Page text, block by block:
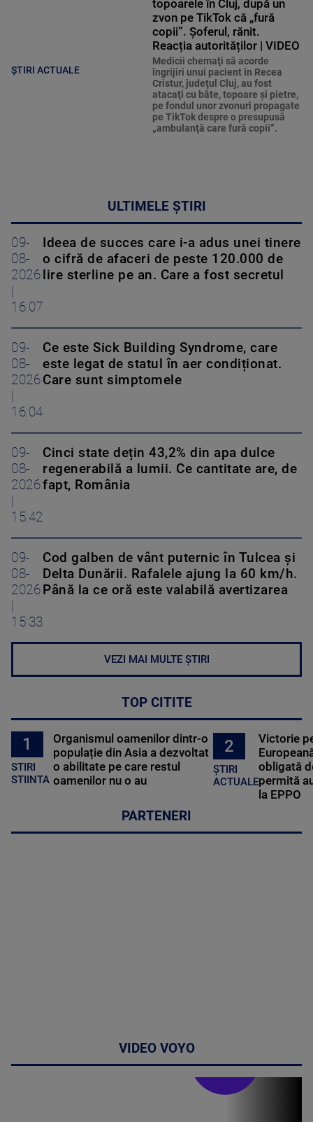
ȘTIRI ACTUALE
topoarele în Cluj, după un
zvon pe TikTok că „fură
copii”. Șoferul, rănit.
Reacția autorităților | VIDEO
Medicii chemaţi să acorde
îngrijiri unui pacient în Recea
Cristur, judeţul Cluj, au fost
atacaţi cu bâte, topoare şi pietre,
pe fondul unor zvonuri propagate
pe TikTok despre o presupusă
„ambulanţă care fură copii”.
ULTIMELE ȘTIRI
09-
08-
2026
16:07
Ideea de succes care i-a adus unei tinere
o cifră de afaceri de peste 120.000 de
lire sterline pe an. Care a fost secretul
09-
08-
2026
16:04
Ce este Sick Building Syndrome, care
este legat de statul în aer condiționat.
Care sunt simptomele
09-
08-
2026
15:42
Cinci state dețin 43,2% din apa dulce
regenerabilă a lumii. Ce cantitate are, de
fapt, România
09-
08-
2026
15:33
Cod galben de vânt puternic în Tulcea și
Delta Dunării. Rafalele ajung la 60 km/h.
Până la ce oră este valabilă avertizarea
VEZI MAI MULTE ȘTIRI
TOP CITITE
1
STIRI
STIINTA
Organismul oamenilor dintr-o
populație din Asia a dezvoltat
o abilitate pe care restul
oamenilor nu o au
2
ȘTIRI
ACTUALE
Victorie
obligată
permită
la EPPO
PARTENERI
VIDEO VOYO